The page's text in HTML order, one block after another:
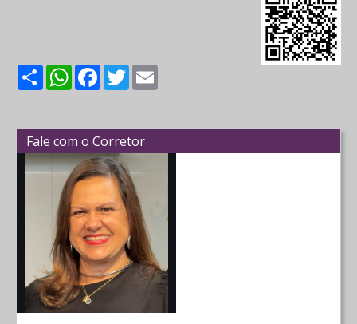
ShareWhatsApp
Facebook
Twitter
Fale com o Corretor